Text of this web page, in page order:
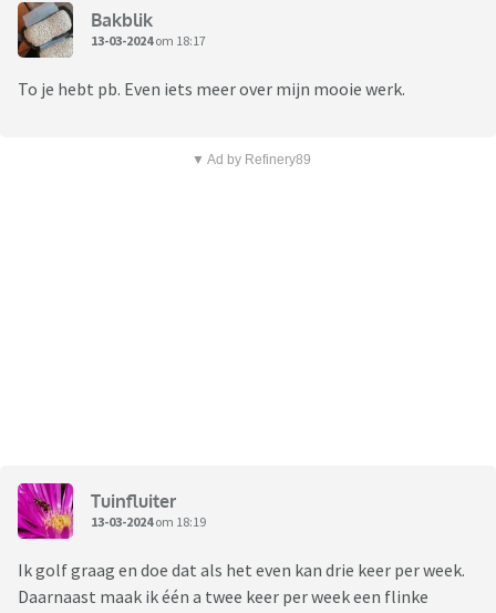
Bakblik
13-03-2024om 18:17
To je hebt pb. Even iets meer over mijn mooie werk.
▼ Ad by Refinery89
Tuinfluiter
13-03-2024om 18:19
Ik golf graag en doe dat als het even kan drie keer per week.
Daarnaast maak ik één a twee keer per week een flinke